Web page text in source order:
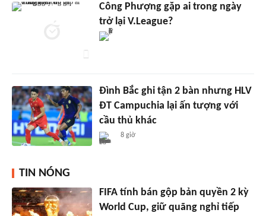
Công Phượng gặp ai trong ngày
trở lại V.League?
Đình Bắc ghi tận 2 bàn nhưng HLV
ĐT Campuchia lại ấn tượng với
cầu thủ khác
8 giờ
TIN NÓNG
FIFA tính bán gộp bản quyền 2 kỳ
World Cup, giữ quãng nghỉ tiếp